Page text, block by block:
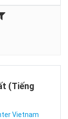
(Tiếng
Vietnam